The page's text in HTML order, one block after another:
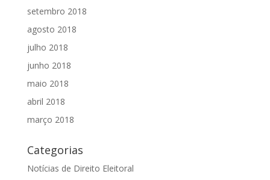
setembro 2018
agosto 2018
julho 2018
junho 2018
maio 2018
abril 2018
março 2018
Categorias
Notícias de Direito Eleitoral